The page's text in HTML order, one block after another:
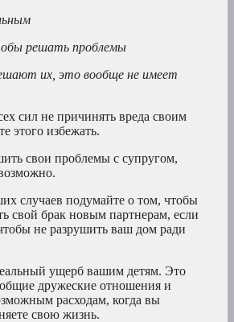
решать проблемы
их, это вообще не имеет
сил не причинять вреда своим
этого избежать.
свои проблемы с супругом,
случаев подумайте о том, чтобы
свой брак новым партнерам, если
не разрушить ваш дом ради
ущерб вашим детям. Это
дружеские отношения и
расходам, когда вы
свою жизнь.